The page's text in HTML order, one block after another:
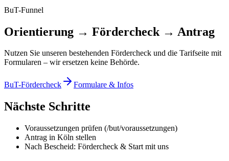
BuT-Funnel
Orientierung → Fördercheck → Antrag
Nutzen Sie unseren bestehenden Fördercheck und die Tarifseite mit
Formularen – wir ersetzen keine Behörde.
BuT-Fördercheck Formulare & Infos
Nächste Schritte
Voraussetzungen prüfen (/but/voraussetzungen)
Antrag in Köln stellen
Nach Bescheid: Fördercheck & Start mit uns